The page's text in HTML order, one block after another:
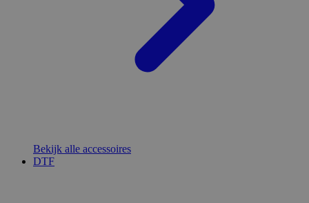
Bekijk alle accessoires
DTF